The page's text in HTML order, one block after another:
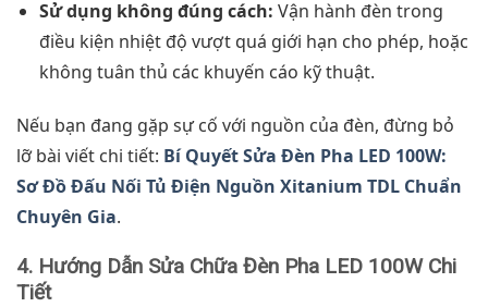
Sử dụng không đúng cách: Vận hành đèn trong
điều kiện nhiệt độ vượt quá giới hạn cho phép, hoặc
không tuân thủ các khuyến cáo kỹ thuật.
Nếu bạn đang gặp sự cố với nguồn của đèn, đừng bỏ
lỡ bài viết chi tiết: Bí Quyết Sửa Đèn Pha LED 100W:
Sơ Đồ Đấu Nối Tủ Điện Nguồn Xitanium TDL Chuẩn
Chuyên Gia.
4. Hướng Dẫn Sửa Chữa Đèn Pha LED 100W Chi
Tiết